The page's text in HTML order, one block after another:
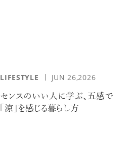
LIFESTYLE JUN 26,2026
センスのいい人に学ぶ、五感で
「涼」を感じる暮らし方